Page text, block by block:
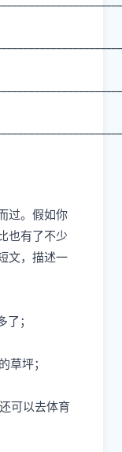
过。假如你
也有了不少
文，描述一
；
草坪；
可以去体育